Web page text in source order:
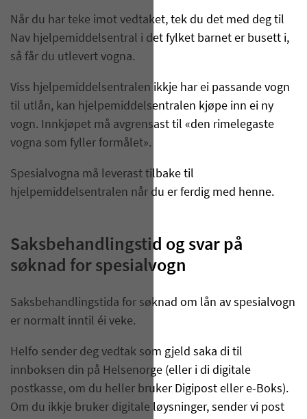
Når du har teke imot vedtaket, tek du det med deg til
Nav hjelpemiddelsentral i det fylket barnet er busett i,
så får du utlevert vogna.
Viss hjelpemiddelsentralen ikkje har ei passande vogn
til utlån, kan hjelpemiddelsentralen kjøpe inn ei ny
vogn. Innkjøpet må avgrensast til «den rimelegaste
vogna som fyller formålet».
Spesialvogna må leverast tilbake til
hjelpemiddelsentralen når du er ferdig med henne.
Saksbehandlingstid og svar på
søknad for spesialvogn
Saksbehandlingstida for søknad om lån av spesialvogn
er normalt inntil éi veke.
Helfo sender deg vedtak som gjeld saka di til
innboksen din på Helsenorge (eller i di digitale
postkasse, om du heller bruker Digipost eller e-Boks).
Om du ikkje bruker digitale løysninger, sender vi post